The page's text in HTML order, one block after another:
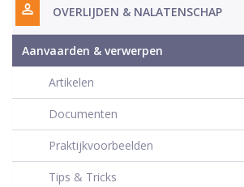
OVERLIJDEN & NALATENSCHAP
Aanvaarden & verwerpen
Artikelen
Documenten
Praktijkvoorbeelden
Tips & Tricks